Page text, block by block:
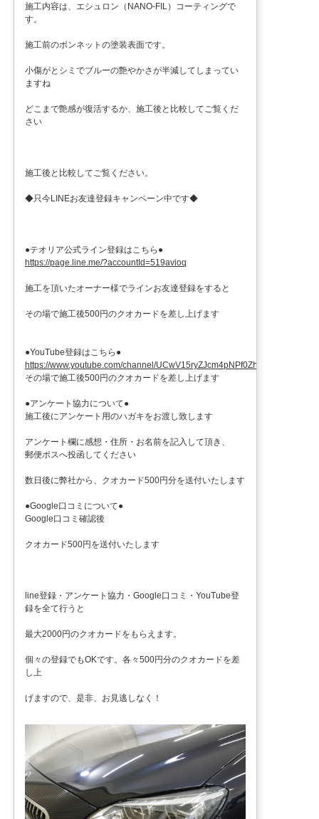
施工内容は、エシュロン（NANO-FIL）コーティングで
す。
施工前のボンネットの塗装表面です。
小傷がとシミでブルーの艶やかさが半減してしまってい
ますね
どこまで艶感が復活するか、施工後と比較してご覧くだ
さい
施工後と比較してご覧ください。
◆只今LINEお友達登録キャンペーン中です◆
●テオリア公式ライン登録はこちら●
https://page.line.me/?accountId=519avioq
施工を頂いたオーナー様でラインお友達登録をすると
その場で施工後500円のクオカードを差し上げます
●YouTube登録はこちら●
https://www.youtube.com/channel/UCwV15ryZJcm4pNPf0ZhXu9g
その場で施工後500円のクオカードを差し上げます
●アンケート協力について●
施工後にアンケート用のハガキをお渡し致します
アンケート欄に感想・住所・お名前を記入して頂き、
郵便ポスへ投函してください
数日後に弊社から、クオカード500円分を送付いたします
●Google口コミについて●
Google口コミ確認後
クオカード500円を送付いたします
line登録・アンケート協力・Google口コミ・YouTube登
録を全て行うと
最大2000円のクオカードをもらえます。
個々の登録でもOKです。各々500円分のクオカードを差
し上
げますので、是非、お見逃しなく！